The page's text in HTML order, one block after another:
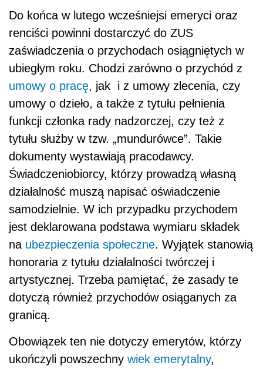
Do końca w lutego wcześniejsi emeryci oraz
renciści powinni dostarczyć do ZUS
zaświadczenia o przychodach osiągniętych w
ubiegłym roku. Chodzi zarówno o przychód z
umowy o pracę, jak i z umowy zlecenia, czy
umowy o dzieło, a także z tytułu pełnienia
funkcji członka rady nadzorczej, czy też z
tytułu służby w tzw. „mundurówce”. Takie
dokumenty wystawiają pracodawcy.
Świadczeniobiorcy, którzy prowadzą własną
działalność muszą napisać oświadczenie
samodzielnie. W ich przypadku przychodem
jest deklarowana podstawa wymiaru składek
na ubezpieczenia społeczne. Wyjątek stanowią
honoraria z tytułu działalności twórczej i
artystycznej. Trzeba pamiętać, że zasady te
dotyczą również przychodów osiąganych za
granicą.
Obowiązek ten nie dotyczy emerytów, którzy
ukończyli powszechny wiek emerytalny,